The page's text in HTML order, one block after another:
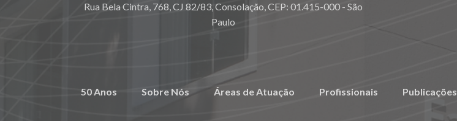
Rua Bela Cintra, 768, CJ 82/83, Consolação, CEP: 01.415-000 - São
Paulo
50 Anos Sobre Nós Áreas de Atuação Profissionais Publicações